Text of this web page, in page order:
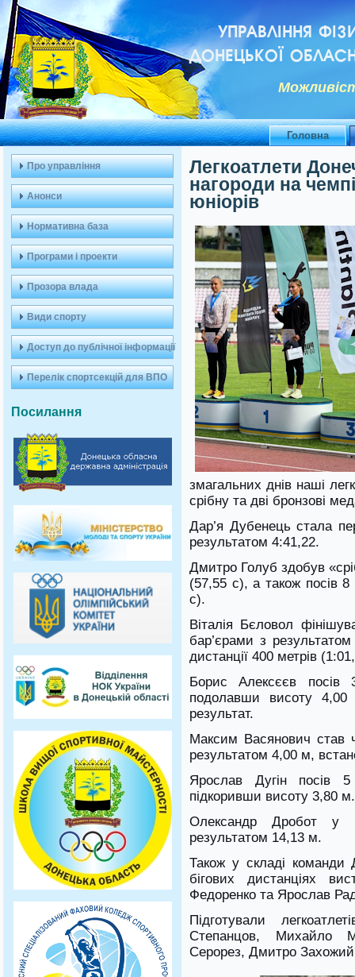
УПРАВЛІННЯ
ДОНЕЦЬКОЇ
Головна
Про управління
Анонси
Нормативна база
Програми і проекти
Прозора влада
Види спорту
Доступ до публічної інформації
Перелік спортсекцій для ВПО
Посилання
Легкоатлети
нагороди на
юніорів
змагальних днів наші
срібну та дві бронзові
​Дар’я Дубенець стала
результатом 4:41,22.
​Дмитро Голуб здобув
(57,55 с), а також посів 8
с).
​Віталія Бєловол
бар’єрами з
дистанції 400 метрів
​Борис Алексєєв
подолавши висоту
результат.
​Максим Васянович став
результатом 4,00 м,
​Ярослав Дугін посів
підкоривши висоту 3,80 м.
​Олександр Дробот у
результатом 14,13 м.
​Також у складі команди
бігових дистанціях
Федоренко та Ярослав
Підготували
Степанцов, Михайло
Серорез, Дмитро